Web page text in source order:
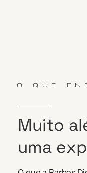
O QUE
Muito
uma